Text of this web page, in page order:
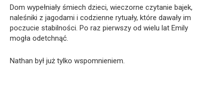
Dom wypełniały śmiech dzieci, wieczorne czytanie bajek,
naleśniki z jagodami i codzienne rytuały, które dawały im
poczucie stabilności. Po raz pierwszy od wielu lat Emily
mogła odetchnąć.
Nathan był już tylko wspomnieniem.